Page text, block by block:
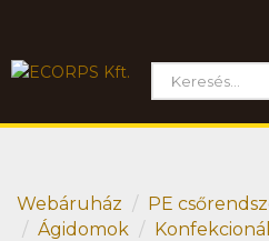
Webáruház PE
Ágidomok